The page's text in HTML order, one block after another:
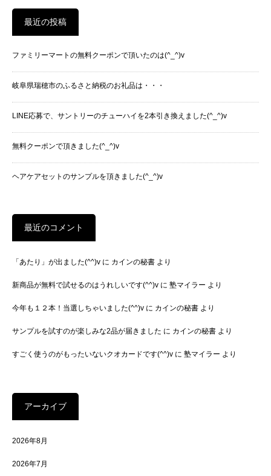
最近の投稿
ファミリーマートの無料クーポンで頂いたのは(^_^)v
岐阜県瑞穂市のふるさと納税のお礼品は・・・
LINE応募で、サントリーのチューハイを2本引き換えました(^_^)v
無料クーポンで頂きました(^_^)v
ヘアケアセットのサンプルを頂きました(^_^)v
最近のコメント
「あたり」が出ました(^^)v に カインの秘書 より
新商品が無料で試せるのはうれしいです(^^)v に 塾マイラー より
今年も１２本！当選しちゃいました(^^)v に カインの秘書 より
サンプルを試すのが楽しみな2品が届きました に カインの秘書 より
すごく使うのがもったいないクオカードです(^^)v に 塾マイラー より
アーカイブ
2026年8月
2026年7月